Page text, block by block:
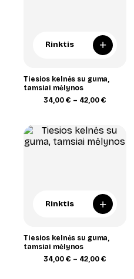
Rinktis +
Tiesios kelnės su guma,
tamsiai mėlynos
34,00 € – 42,00 €Price
42,00 €
Rinktis +
Tiesios kelnės su guma,
tamsiai mėlynos
34,00 € – 42,00 €Price